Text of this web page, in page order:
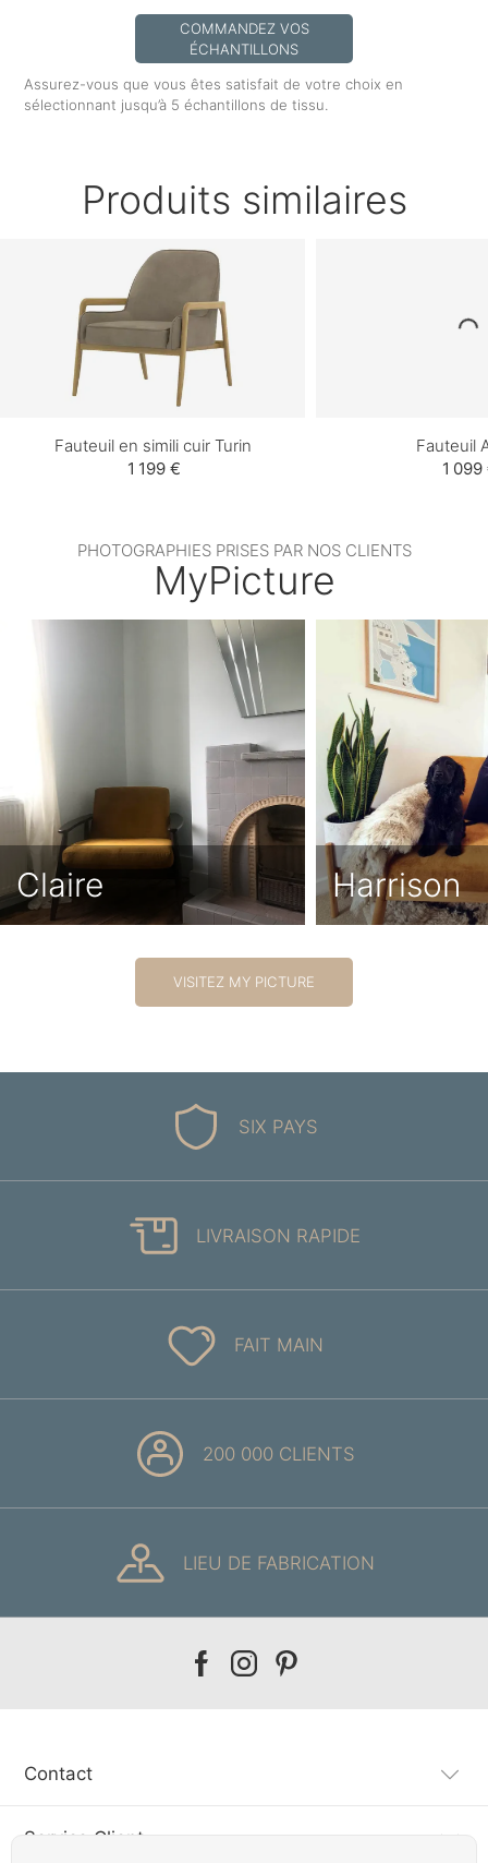
COMMANDEZ VOS
ÉCHANTILLONS
Assurez-vous que vous êtes satisfait de votre choix en
sélectionnant jusqu’à 5 échantillons de tissu.
Produits similaires
Fauteuil en simili cuir Turin
1 199 €
Fauteuil
1 099
PHOTOGRAPHIES PRISES PAR NOS CLIENTS
MyPicture
Claire Harrison
VISITEZ MY PICTURE
SIX PAYS
LIVRAISON RAPIDE
FAIT MAIN
200 000 CLIENTS
LIEU DE FABRICATION
Our
Our
Our
Contact
Service Client